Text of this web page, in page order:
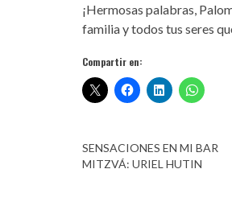
¡Hermosas palabras,
familia y todos tus seres
Compartir en:
SENSACIONES EN MI BAR
MITZVÁ: URIEL HUTIN